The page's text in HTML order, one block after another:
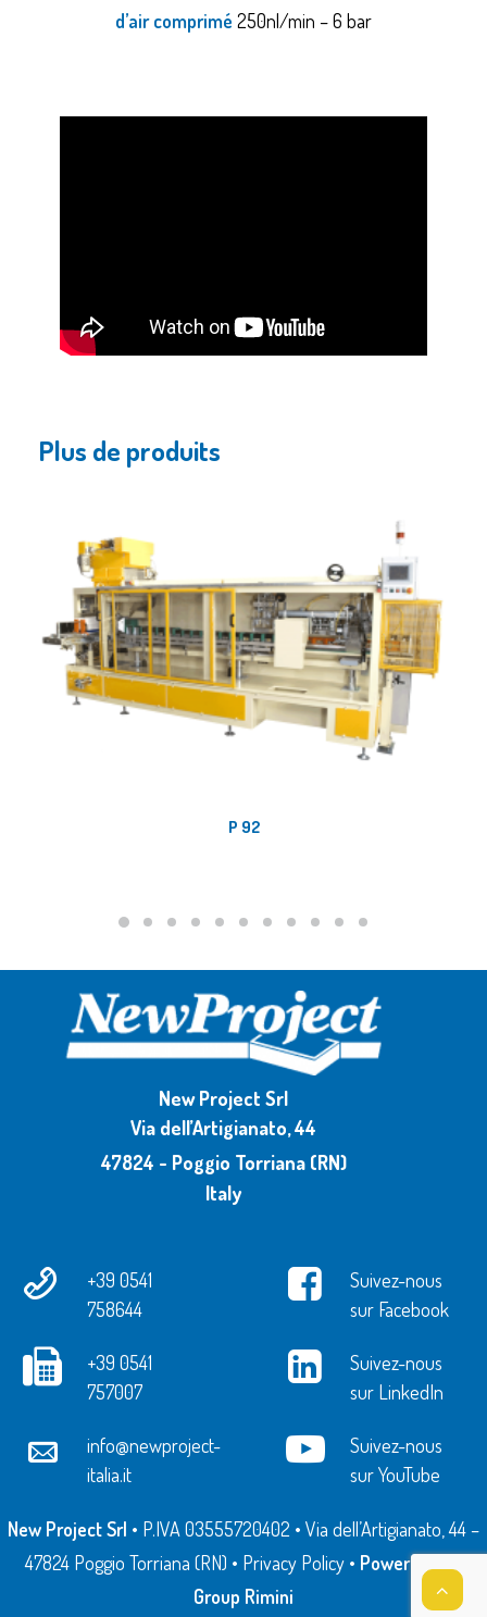
d’air comprimé 250nl/min – 6 bar
Plus de produits
P 92
New Project Srl
Via dell’Artigianato, 44
47824 - Poggio Torriana (RN)
Italy
+39 0541
758644
+39 0541
757007
info@newproject-
italia.it
Suivez-nous
sur Facebook
Suivez-nous
sur LinkedIn
Suivez-nous
sur YouTube
New Project Srl • P.IVA 03555720402 • Via dell’Artigianato, 44 –
47824 Poggio Torriana (RN) • Privacy Policy• Powered by
Group Rimini